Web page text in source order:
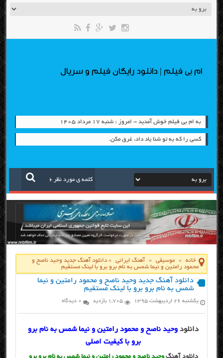
ام بی فیلم | دانلود رایگان فیلم و سریال
به ام بی فیلم خوش آمدید - امروز : شنبه ۱۷ مرداد ۱۴۰۵
کسی را که به تو شنا یاد داد، غرق مکن.
خانه » موسیقی » آهنگ ایرانی »دانلود آهنگ جدید وحید ناصح و
محمود رامتین و نیما شمس به نام برو برو با لینک مستقیم
دانلود آهنگ جدید وحید ناصح و محمود رامتین و نیما
شمس به نام برو برو با لینک مستقیم
یکشنبه ۲۶ اردیبهشت ۱۳۹۵ 1,705 بازدید 0 دیدگاه
دانلودوحید ناصح و محمود رامتین و نیما شمس به نام برو
برو با کیفیت اصلی